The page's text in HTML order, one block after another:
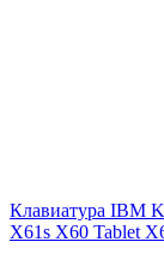
Клавиатура IBM
X61s X60 Tablet